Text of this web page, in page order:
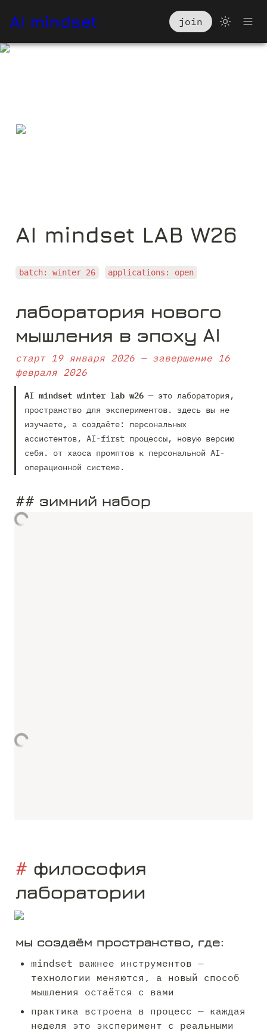
AI mindset join
AI mindset LAB W26
batch: winter 26 applications: open
лаборатория нового
мышления в эпоху AI
старт 19 января 2026 — завершение 16
февраля 2026
AI mindset winter lab w26 — это лаборатория,
пространство для экспериментов. здесь вы не
изучаете, а создаёте: персональных
ассистентов, AI-first процессы, новую версию
себя. от хаоса промптов к персональной AI-
операционной системе.
## зимний набор
# философия
лаборатории
мы создаём пространство, где:
mindset важнее инструментов —
технологии меняются, а новый способ
мышления остаётся с вами
практика встроена в процесс — каждая
неделя это эксперимент с реальными